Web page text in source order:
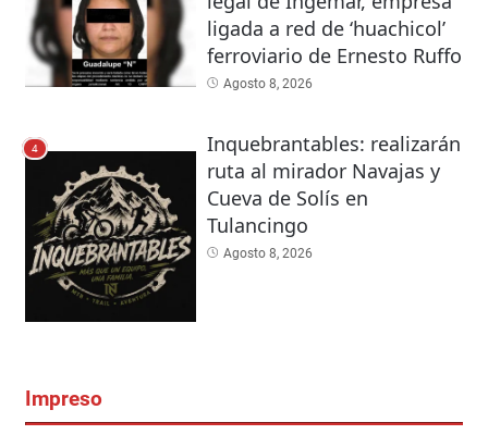
ligada a red de ‘huachicol’
ferroviario de Ernesto Ruffo
Agosto 8, 2026
4
Inquebrantables: realizarán
ruta al mirador Navajas y
Cueva de Solís en
Tulancingo
Agosto 8, 2026
Impreso